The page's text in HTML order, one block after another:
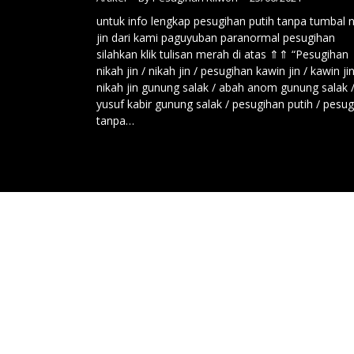
untuk info lengkap pesugihan putih tanpa tumbal
jin dari kami paguyuban paranormal pesugihan
silahkan klik tulisan merah di atas ⇑⇑ “Pesugihan
nikah jin / nikah jin / pesugihan kawin jin / kawin
nikah jin gunung salak / abah anom gunung salak /
yusuf kabir gunung salak / pesugihan putih /
tanpa…